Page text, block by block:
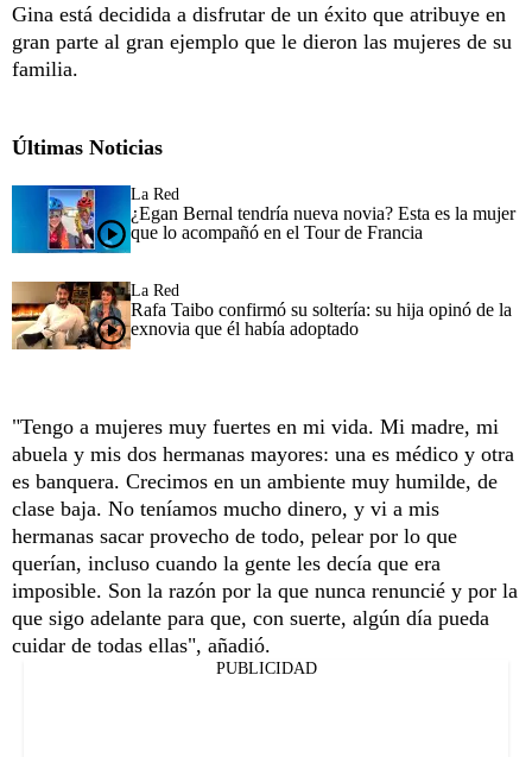
Gina está decidida a disfrutar de un éxito que atribuye en
gran parte al gran ejemplo que le dieron las mujeres de su
familia.
Últimas Noticias
La Red
¿Egan Bernal tendría nueva novia? Esta es la mujer
que lo acompañó en el Tour de Francia
La Red
Rafa Taibo confirmó su soltería: su hija opinó de la
exnovia que él había adoptado
"Tengo a mujeres muy fuertes en mi vida. Mi madre, mi
abuela y mis dos hermanas mayores: una es médico y otra
es banquera. Crecimos en un ambiente muy humilde, de
clase baja. No teníamos mucho dinero, y vi a mis
hermanas sacar provecho de todo, pelear por lo que
querían, incluso cuando la gente les decía que era
imposible. Son la razón por la que nunca renuncié y por la
que sigo adelante para que, con suerte, algún día pueda
cuidar de todas ellas", añadió.
PUBLICIDAD